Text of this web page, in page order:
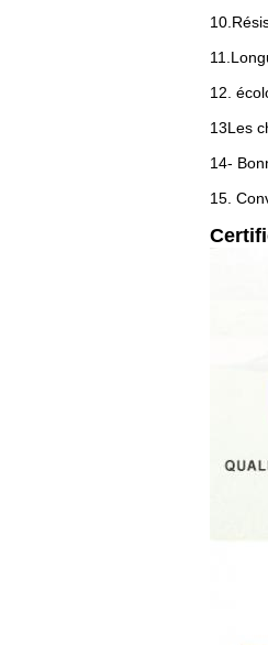
12.
13Les
14-
15.